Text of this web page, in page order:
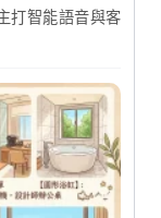
打智能語音與客